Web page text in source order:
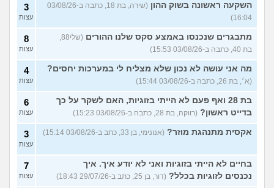
השקעה ראשונה בשוק ההון
(שירה, בת 18, כתבה ב-03/08/26
16:04)
3
עצות
מתבגרים שנכנסו באמצע סקס שלנו ההורים
(שלי88,
בת 40, כתבה ב-03/08/26 15:53)
8
עצות
מה אני עושה לא נכון שלא מצליח לי במערכות יחסים?
(א׳, בת 26, כתבה ב-03/08/26 15:44)
4
עצות
בת 28 ואף פעם לא הייתי בזוגיות, האם לשקר על כך
בדייט ראשון? (רווקה, בת 28, כתבה ב-03/08/26 15:23)
6
עצות
אקסית מתנהגת מוזר? (אנונימי, בן 33, כתב ב-03/08/26 15:14) 3
עצות
בחיים לא הייתי בזוגיות ואני לא יודע איך. איך
נכנסים לזוגיות בכלל? (דור, בן 25, כתב ב-29/07/26 18:43)
7
עצות